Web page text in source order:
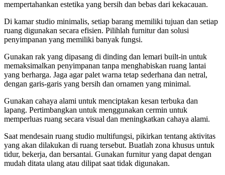
mempertahankan estetika yang bersih dan bebas dari kekacauan.
Di kamar studio minimalis, setiap barang memiliki tujuan dan setiap
ruang digunakan secara efisien. Pilihlah furnitur dan solusi
penyimpanan yang memiliki banyak fungsi.
Gunakan rak yang dipasang di dinding dan lemari built-in untuk
memaksimalkan penyimpanan tanpa menghabiskan ruang lantai
yang berharga. Jaga agar palet warna tetap sederhana dan netral,
dengan garis-garis yang bersih dan ornamen yang minimal.
Gunakan cahaya alami untuk menciptakan kesan terbuka dan
lapang. Pertimbangkan untuk menggunakan cermin untuk
memperluas ruang secara visual dan meningkatkan cahaya alami.
Saat mendesain ruang studio multifungsi, pikirkan tentang aktivitas
yang akan dilakukan di ruang tersebut. Buatlah zona khusus untuk
tidur, bekerja, dan bersantai. Gunakan furnitur yang dapat dengan
mudah ditata ulang atau dilipat saat tidak digunakan.